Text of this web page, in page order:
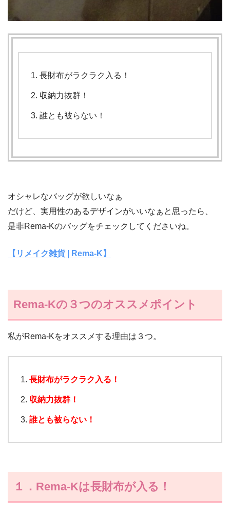
長財布がラクラク入る！
収納力抜群！
誰とも被らない！
オシャレなバッグが欲しいなぁ
だけど、実用性のあるデザインがいいなぁと思ったら、
是非Rema-Kのバッグをチェックしてくださいね。
【リメイク雑貨 | Rema-K】
Rema-Kの３つのオススメポイント
私がRema-Kをオススメする理由は３つ。
長財布がラクラク入る！
収納力抜群！
誰とも被らない！
１．Rema-Kは長財布が入る！